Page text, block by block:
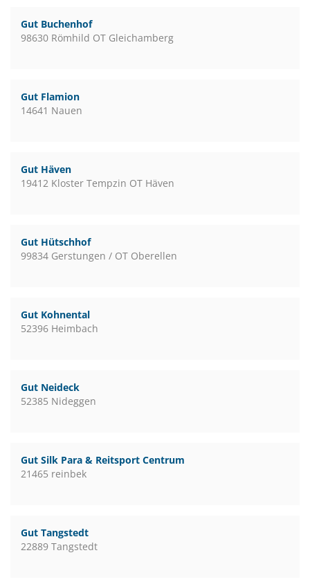
Gut Buchenhof
98630 Römhild OT Gleichamberg
Gut Flamion
14641 Nauen
Gut Häven
19412 Kloster Tempzin OT Häven
Gut Hütschhof
99834 Gerstungen / OT Oberellen
Gut Kohnental
52396 Heimbach
Gut Neideck
52385 Nideggen
Gut Silk Para & Reitsport Centrum
21465 reinbek
Gut Tangstedt
22889 Tangstedt